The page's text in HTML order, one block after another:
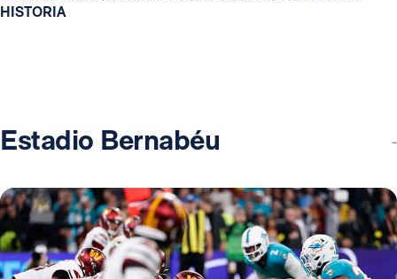
HISTORIA
Estadio Bernabéu